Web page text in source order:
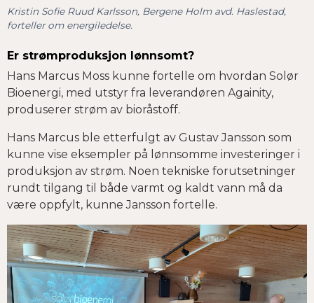
Kristin Sofie Ruud Karlsson, Bergene Holm avd. Haslestad,
forteller om energiledelse.
Er strømproduksjon lønnsomt?
Hans Marcus Moss kunne fortelle om hvordan Solør
Bioenergi, med utstyr fra leverandøren Againity,
produserer strøm av bioråstoff.
Hans Marcus ble etterfulgt av Gustav Jansson som
kunne vise eksempler på lønnsomme investeringer i
produksjon av strøm. Noen tekniske forutsetninger
rundt tilgang til både varmt og kaldt vann må da
være oppfylt, kunne Jansson fortelle.